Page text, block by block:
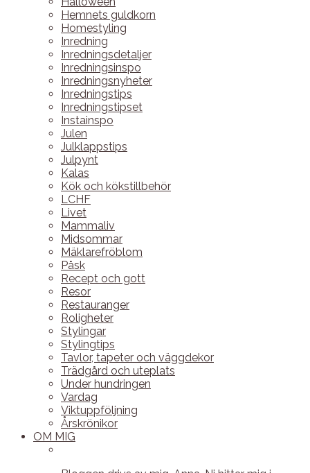
Hemnets guldkorn
Homestyling
Inredning
Inredningsdetaljer
Inredningsinspo
Inredningsnyheter
Inredningstips
Inredningstipset
Instainspo
Julen
Julklappstips
Julpynt
Kalas
Kök och kökstillbehör
LCHF
Livet
Mammaliv
Midsommar
Mäklarefröblom
Påsk
Recept och gott
Resor
Restauranger
Roligheter
Stylingar
Stylingtips
Tavlor, tapeter och väggdekor
Trädgård och uteplats
Under hundringen
Vardag
Viktuppföljning
Årskrönikor
OM MIG